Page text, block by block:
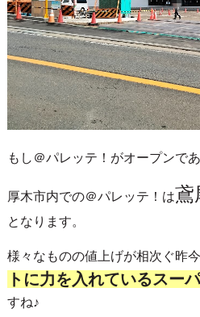
もし＠パレッテ！がオープンで
厚木市内での＠パレッテ！は鳶
となります。
様々なものの値上げが相次ぐ昨今
トに力を入れているスー
すね♪